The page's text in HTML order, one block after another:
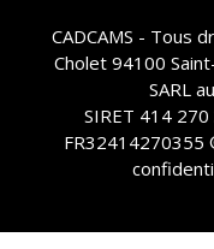
CADCAMS - Tous
Cholet 94100
SARL
SIRET 414
FR32414270355